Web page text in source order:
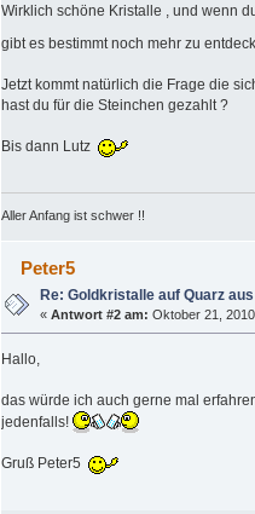
Wirklich schöne Kristalle , und wenn
gibt es bestimmt noch mehr zu
Jetzt kommt natürlich die Frage die
hast du für die Steinchen gezahlt ?
Bis dann Lutz
Aller Anfang ist schwer !!
Peter5
Re: Goldkristalle auf Quarz
«Antwort #2 am: Oktober 21,
Hallo,
das würde ich auch gerne mal
jedenfalls!
Gruß Peter5